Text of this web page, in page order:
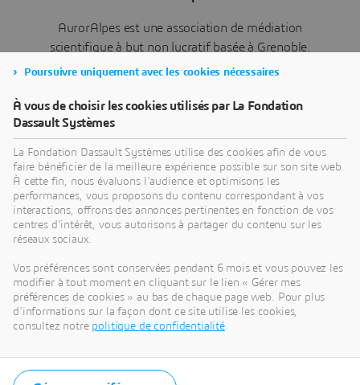
AurorAlpes est une association de médiation
scientifique à but non lucratif basée à Grenoble.
Elle a pour mission de faire découvrir les
particulier les aurores polaires, auprès du grand
public, des enseignants et des étudiants. Depuis sa
la science des aurores à travers des expériences
immersives et des outils pédagogiques conçus qui
permettent d'observer des représentations
réalistes de ces phénomènes et de mieux
En 2023, le CNRS a confié laPlaneterrellaà
AurorAlpes dans le cadre du premier transfert de
technologie réalisé par le CNRS vers une
association. AurorAlpes assure désormais le
cet outil scientifique et pédagogique unique dont
Poursuivre uniquement avec les cookies nécessaires
À vous de choisir les cookies utilisés par La Fondation
Dassault Systèmes
La Fondation Dassault Systèmes utilise des cookies afin de vous
faire bénéficier de la meilleure expérience possible sur son site web.
À cette fin, nous évaluons l'audience et optimisons les
performances, vous proposons du contenu correspondant à vos
interactions, offrons des annonces pertinentes en fonction de vos
centres d'intérêt, vous autorisons à partager du contenu sur les
réseaux sociaux.
Vos préférences sont conservées pendant 6 mois et vous pouvez les
modifier à tout moment en cliquant sur le lien « Gérer mes
préférences de cookies » au bas de chaque page web. Pour plus
d'informations sur la façon dont ce site utilise les cookies,
consultez notre politique de confidentialité.